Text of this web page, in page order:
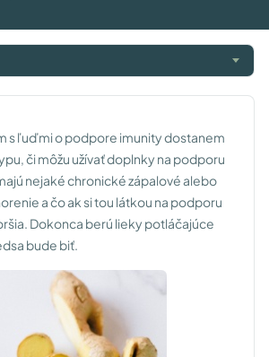
s ľuďmi o podpore imunity dostanem
či môžu užívať doplnky na podporu
nejaké chronické zápalové alebo
a čo ak si tou látkou na podporu
Dokonca berú lieky potláčajúce
bude biť.